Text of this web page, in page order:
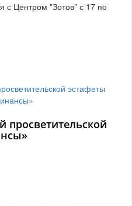
с Центром "Зотов" с 17 по
просветительской